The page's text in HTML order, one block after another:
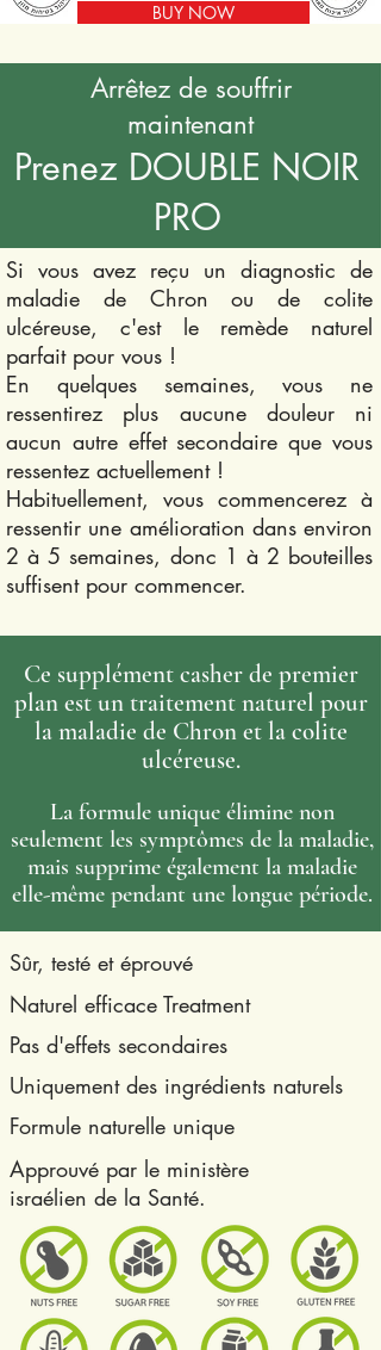
BUY NOW
Arrêtez de souffrir
maintenant
Prenez DOUBLE NOIR
PRO
Si vous avez reçu un diagnostic de
maladie de Chron ou de colite
ulcéreuse, c'est le remède naturel
parfait pour vous !
En quelques semaines, vous ne
ressentirez plus aucune douleur ni
aucun autre effet secondaire que vous
ressentez actuellement !
Habituellement, vous commencerez à
ressentir une amélioration dans environ
2 à 5 semaines, donc 1 à 2 bouteilles
suffisent pour commencer.
Ce supplément casher de premier
plan est un traitement naturel pour
la maladie de Chron et la colite
ulcéreuse.
La formule unique élimine non
seulement les symptômes de la maladie,
mais supprime également la maladie
elle-même pendant une longue période.
Sûr, testé et éprouvé
Naturel efficace Treatment
Pas d'effets secondaires
Uniquement des ingrédients naturels
Formule naturelle unique
Approuvé par le ministère
israélien de la Santé.